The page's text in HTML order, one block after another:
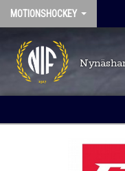
MOTIONSHOCKEY